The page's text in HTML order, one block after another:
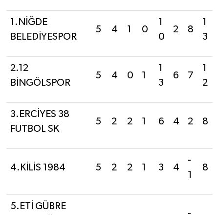
1.NİĞDE
BELEDİYESPOR
5 4 1 0
1
0
2 8
1
3
2.12
BİNGÖLSPOR
5 4 0 1
1
3
6 7
1
2
3.ERCİYES 38
FUTBOL SK
5 2 2 1 6 4 2 8
4.KİLİS 1984 5 2 2 1 3 4
-
1
8
5.ETİ GÜBRE